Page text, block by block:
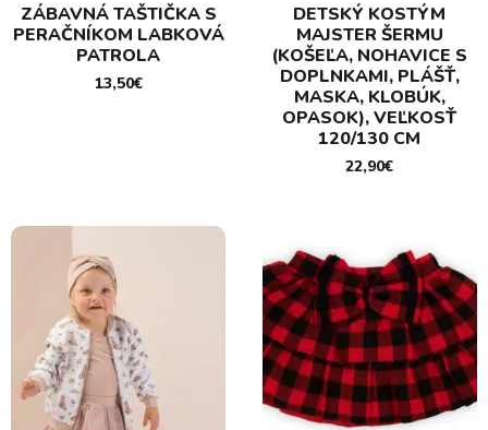
ZÁBAVNÁ TAŠTIČKA S
PERAČNÍKOM LABKOVÁ
PATROLA
13,50€
DETSKÝ KOSTÝM
MAJSTER ŠERMU
(KOŠEĽA, NOHAVICE S
DOPLNKAMI, PLÁŠŤ,
MASKA, KLOBÚK,
OPASOK), VEĽKOSŤ
120/130 CM
22,90€